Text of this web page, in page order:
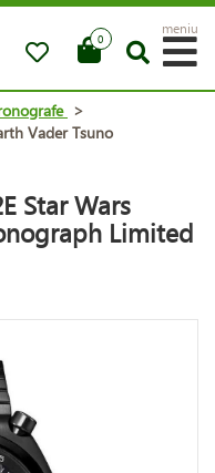
0
meniu
>
Vader Tsuno
Star Wars
Limited